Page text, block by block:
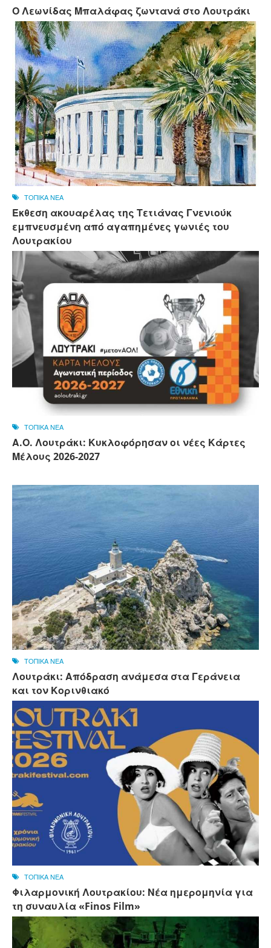
Ο Λεωνίδας Μπαλάφας ζωντανά στο Λουτράκι
ΤΟΠΙΚΑ ΝΕΑ
Έκθεση ακουαρέλας της Τετιάνας Γνενιούκ
εμπνευσμένη από αγαπημένες γωνιές του
Λουτρακίου
ΤΟΠΙΚΑ ΝΕΑ
Α.Ο. Λουτράκι: Κυκλοφόρησαν οι νέες Κάρτες
Μέλους 2026-2027
ΤΟΠΙΚΑ ΝΕΑ
Λουτράκι: Απόδραση ανάμεσα στα Γεράνεια
και τον Κορινθιακό
ΤΟΠΙΚΑ ΝΕΑ
Φιλαρμονική Λουτρακίου: Νέα ημερομηνία για
τη συναυλία «Finos Film»